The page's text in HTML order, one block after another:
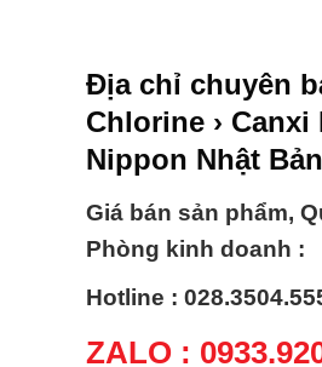
Địa chỉ chuyên
Chlorine ›
Nippon Nhật
Giá bán sản phẩm,
Phòng kinh doanh :
Hotline :
ZALO :